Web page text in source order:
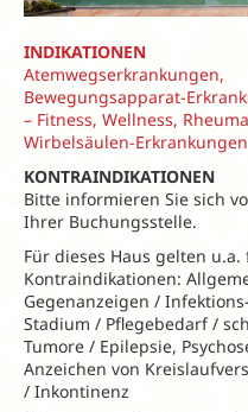
INDIKATIONEN
Atemwegserkrankungen,
Bewegungsapparat-
– Fitness, Wellness,
Wirbelsäulen-Erkrankungen
KONTRAINDIKATIONEN
Bitte informieren Sie sich
Ihrer Buchungsstelle.
Für dieses Haus gelten
Kontraindikationen:
Gegenanzeigen /
Stadium / Pflegebedarf /
Tumore / Epilepsie,
Anzeichen von
/ Inkontinenz